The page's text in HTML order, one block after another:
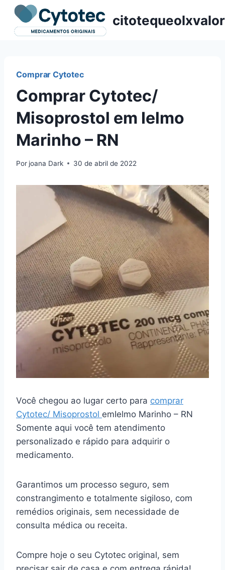
Pular
para
citotequeolxvalor
Comprar Cytotec
Comprar Cytotec/
Misoprostol em Ielmo
Marinho – RN
Por joana Dark 30 de abril de 2022
Você chegou ao lugar certo para comprar
Cytotec/ Misoprostol emIelmo Marinho – RN
Somente aqui você tem atendimento
personalizado e rápido para adquirir o
medicamento.
Garantimos um processo seguro, sem
constrangimento e totalmente sigiloso, com
remédios originais, sem necessidade de
consulta médica ou receita.
Compre hoje o seu Cytotec original, sem